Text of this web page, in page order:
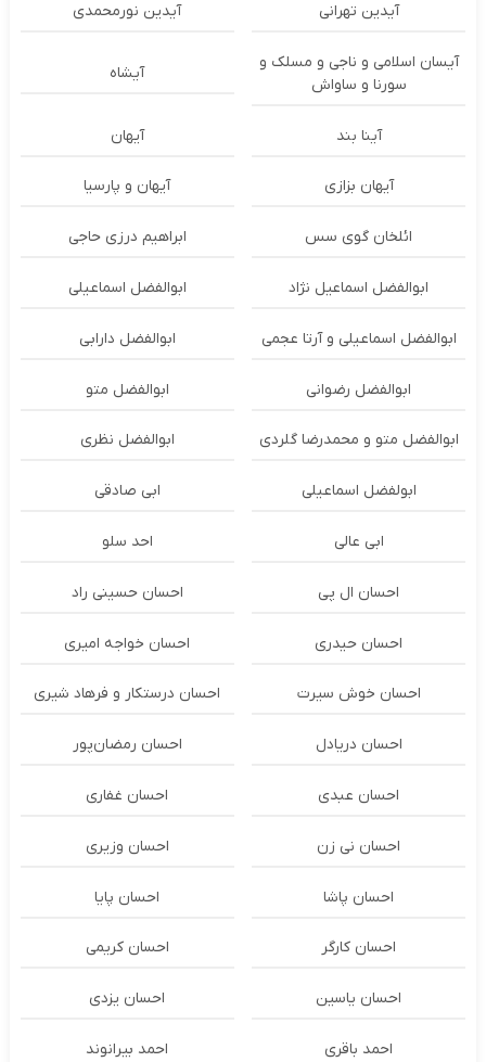
آیدین تهرانی آیدین نورمحمدی
آیسان اسلامی و ناجی و مسلک و
سورنا و ساواش
آیشاه
آینا بند آیهان
آیهان بزازی آیهان و پارسیا
ائلخان گوی سس ابراهیم درزی حاجی
ابوالفضل اسماعیل نژاد ابوالفضل اسماعیلی
ابوالفضل اسماعیلی و آرتا عجمی ابوالفضل دارابی
ابوالفضل رضوانی ابوالفضل متو
ابوالفضل متو و محمدرضا گلردی ابوالفضل نظری
ابولفضل اسماعیلی ابی صادقی
ابی عالی احد سلو
احسان ال پی احسان حسینی راد
احسان حیدری احسان خواجه امیری
احسان خوش سیرت احسان درستكار و فرهاد شيرى
احسان دریادل احسان رمضان‌پور
احسان عبدی احسان غفاری
احسان نی زن احسان وزیری
احسان پاشا احسان پایا
احسان کارگر احسان کریمی
احسان یاسین احسان یزدی
احمد باقری احمد بیرانوند